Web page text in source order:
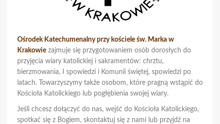
Ośrodek Katechumenalny przy kościele św. Marka w
Krakowie zajmuje się przygotowaniem osób dorosłych do
przyjęcia wiary katolickiej i sakramentów: chrztu,
bierzmowania, I spowiedzi i Komunii świętej, spowiedzi po
latach. Towarzyszymy także osobom, które pragną wstąpić do
Kościoła Katolickiego lub pogłębienia swojej wiary.
Jeśli chcesz dołączyć do nas, wejść do Kościoła Katolickiego,
spotkać się z Bogiem, skontaktuj się z nami lub przyjdź na